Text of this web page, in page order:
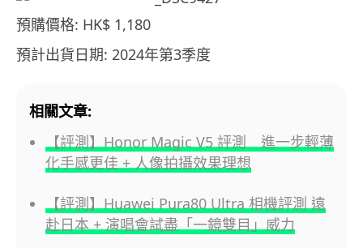
預購價格: HK$ 1,180
預計出貨日期: 2024年第3季度
相關文章:
【評測】Honor Magic V5 評測 進一步輕薄
化手感更佳 + 人像拍攝效果理想
【評測】Huawei Pura80 Ultra 相機評測 遠
赴日本 + 演唱會試盡「一鏡雙目」威力